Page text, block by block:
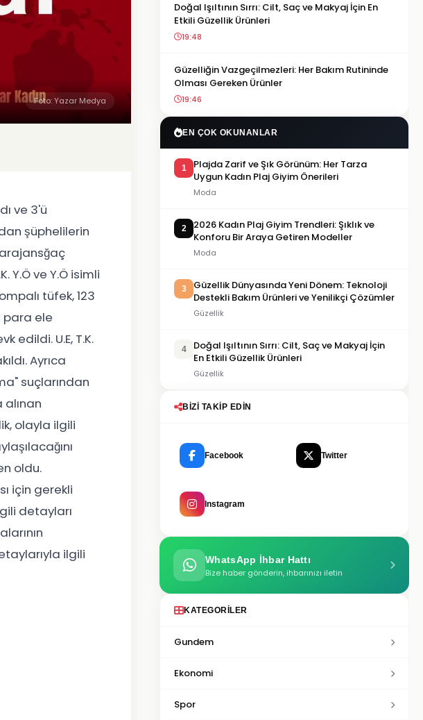
Foto: Yazar Medya
ve 3'ü
şüphelilerin
Y.Ö ve Y.Ö isimli
tüfek, 123
para ele
edildi. U.E, T.K.
Ayrıca
suçlarından
alınan
olayla ilgili
oldu.
için gerekli
detayları
ilgili
Doğal Işıltının Sırrı: Cilt, Saç ve Makyaj İçin En
Etkili Güzellik Ürünleri
19:48
Güzelliğin Vazgeçilmezleri: Her Bakım Rutininde
Olması Gereken Ürünler
19:46
EN ÇOK OKUNANLAR
1
Plajda Zarif ve Şık Görünüm: Her Tarza
Uygun Kadın Plaj Giyim Önerileri
Moda
2
2026 Kadın Plaj Giyim Trendleri: Şıklık ve
Konforu Bir Araya Getiren Modeller
Moda
3
Güzellik Dünyasında Yeni Dönem: Teknoloji
Destekli Bakım Ürünleri ve Yenilikçi Çözümler
Güzellik
4
Doğal Işıltının Sırrı: Cilt, Saç ve Makyaj İçin
En Etkili Güzellik Ürünleri
Güzellik
BIZI TAKIP EDIN
Facebook Twitter
Instagram
WhatsApp İhbar Hattı
Bize haber gönderin, ihbarınızı iletin
KATEGORILER
Gundem
Ekonomi
Spor